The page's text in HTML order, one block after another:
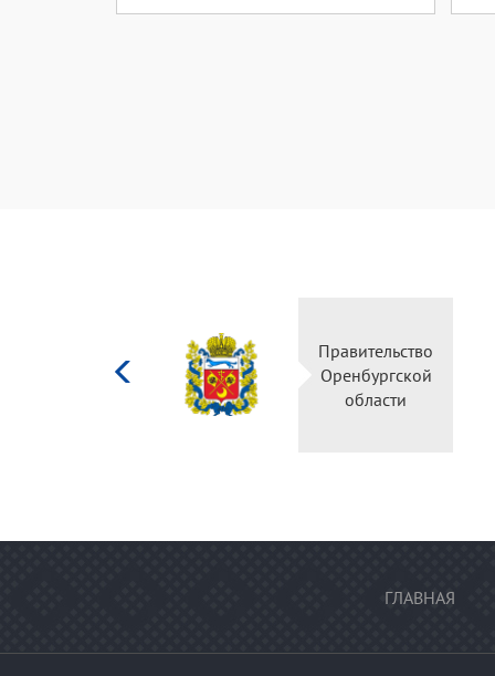
Правительство
Оренбургской
области
ГЛАВНАЯ